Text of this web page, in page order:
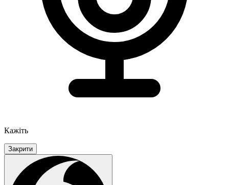
Кажіть
Закрити